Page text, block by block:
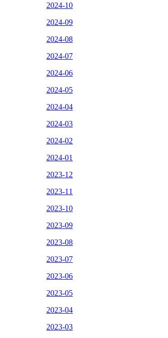
2024-10
2024-09
2024-08
2024-07
2024-06
2024-05
2024-04
2024-03
2024-02
2024-01
2023-12
2023-11
2023-10
2023-09
2023-08
2023-07
2023-06
2023-05
2023-04
2023-03